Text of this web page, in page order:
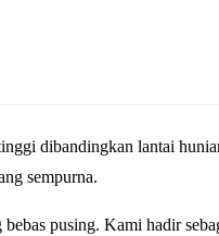
dibandingkan lantai
sempurna.
pusing. Kami hadir